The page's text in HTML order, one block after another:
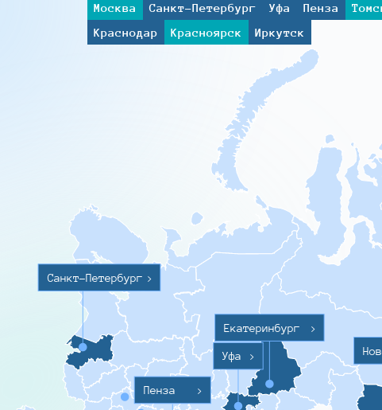
Москва Санкт-Петербург Уфа Пенза
Краснодар
Красноярск Иркутск
Санкт-Петербург >
Пенза >
Уфа >
Екатеринбург
>